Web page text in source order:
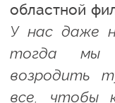
областной
У нас даже
тогда мы
возродить
все, чтобы